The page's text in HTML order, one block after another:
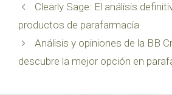
Clearly Sage: El análisis
productos de parafarmacia
Análisis y opiniones de la BB
descubre la mejor opción en